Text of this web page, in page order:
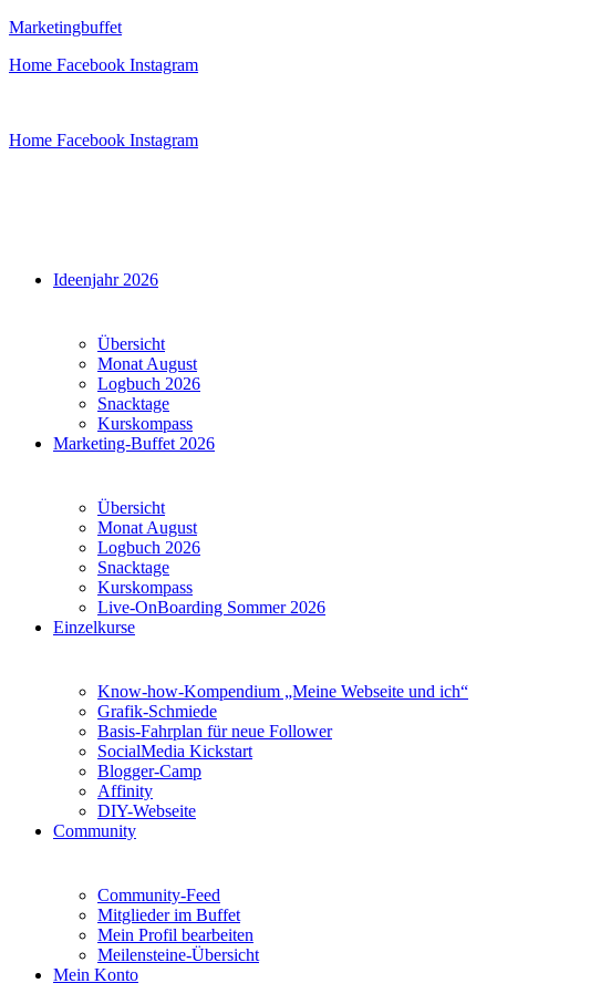
Zum
springen
Marketingbuffet
Home Facebook Instagram
Home Facebook Instagram
Menü Ideenjahr 2026
Übersicht
Monat August
Logbuch 2026
Snacktage
Kurskompass
Marketing-Buffet 2026
Übersicht
Monat August
Logbuch 2026
Snacktage
Kurskompass
Live-OnBoarding Sommer 2026
Einzelkurse
Know-how-Kompendium „Meine Webseite und ich“
Grafik-Schmiede
Basis-Fahrplan für neue Follower
SocialMedia Kickstart
Blogger-Camp
Affinity
DIY-Webseite
Community
Community-Feed
Mitglieder im Buffet
Mein Profil bearbeiten
Meilensteine-Übersicht
Mein Konto